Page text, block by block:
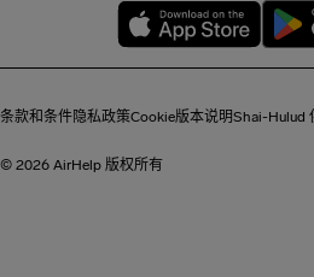
条款和条件隐私政策Cookie版本说明Shai-Hulud
© 2026 AirHelp 版权所有